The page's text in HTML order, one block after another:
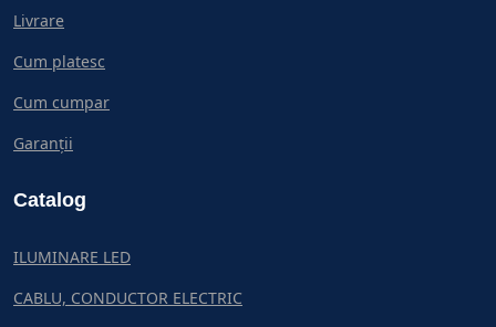
Livrare
Cum platesc
Cum cumpar
Garanții
Catalog
ILUMINARE LED
CABLU, CONDUCTOR ELECTRIC